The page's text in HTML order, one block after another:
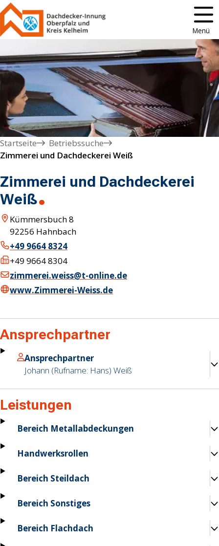
Menü
Startseite
Betriebssuche
Zimmerei und Dachdeckerei Weiß
Zimmerei und Dachdeckerei
Weiß
Kümmersbuch 8
92256 Hahnbach
+49 9664 8324
+49 9664 8304
zimmerei.weiss@t-online.de
www.Zimmerei-Weiss.de
Ansprechpartner
Ansprechpartner
Johann (Rufname: Hans) Weiß
Leistungen
Bereich Metallabdeckungen
Handwerksrollen
Bereich Steildach
Bereich Sonstiges
Bereich Flachdach